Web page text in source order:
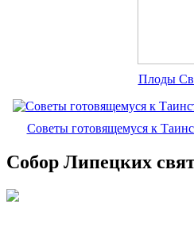
Плоды
Советы готовящемуся к
Собор Липецких